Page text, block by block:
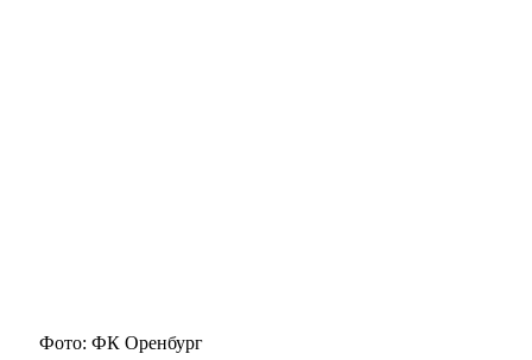
Фото: ФК Оренбург